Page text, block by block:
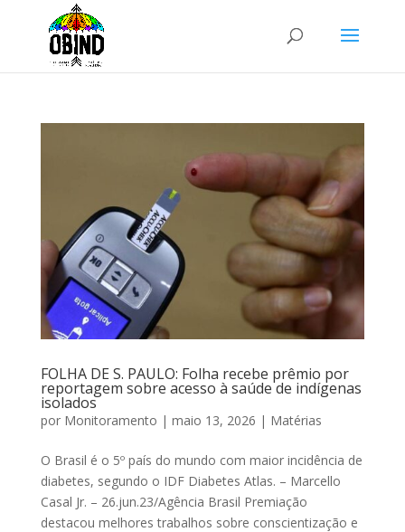
FOLHA DE S. PAULO: Folha recebe prêmio por
reportagem sobre acesso à saúde de indígenas
isolados
por Monitoramento | maio 13, 2026 | Matérias
O Brasil é o 5º país do mundo com maior incidência de
diabetes, segundo o IDF Diabetes Atlas. – Marcello
Casal Jr. – 26.jun.23/Agência Brasil Premiação
destacou melhores trabalhos sobre conscientização e